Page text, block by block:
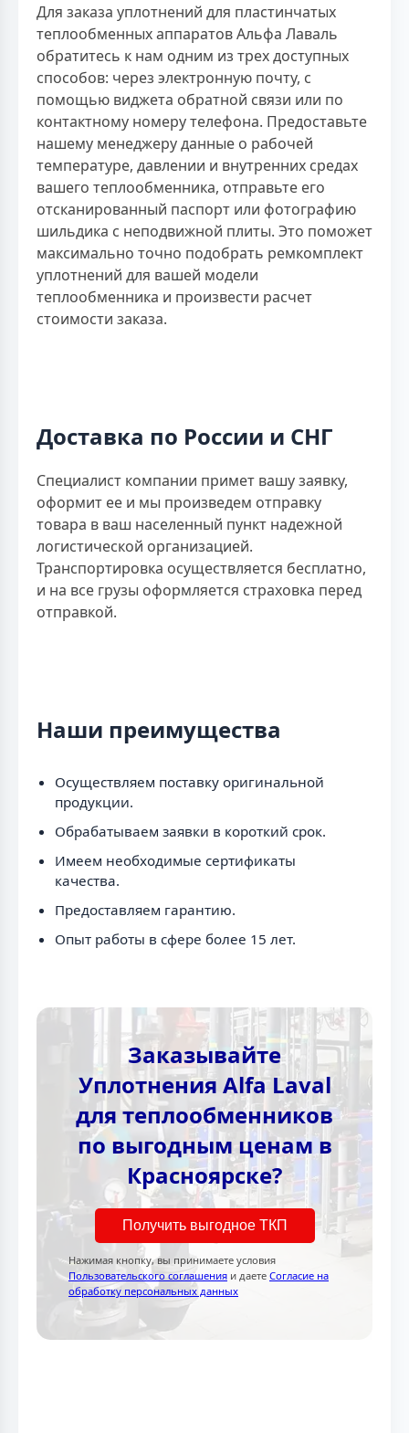
Для заказа уплотнений для пластинчатых
теплообменных аппаратов Альфа Лаваль
обратитесь к нам одним из трех доступных
способов: через электронную почту, с
помощью виджета обратной связи или по
контактному номеру телефона. Предоставьте
нашему менеджеру данные о рабочей
температуре, давлении и внутренних средах
вашего теплообменника, отправьте его
отсканированный паспорт или фотографию
шильдика с неподвижной плиты. Это поможет
максимально точно подобрать ремкомплект
уплотнений для вашей модели
теплообменника и произвести расчет
стоимости заказа.
Доставка по России и СНГ
Специалист компании примет вашу заявку,
оформит ее и мы произведем отправку
товара в ваш населенный пункт надежной
логистической организацией.
Транспортировка осуществляется бесплатно,
и на все грузы оформляется страховка перед
отправкой.
Наши преимущества
Осуществляем поставку оригинальной
продукции.
Обрабатываем заявки в короткий срок.
Имеем необходимые сертификаты
качества.
Предоставляем гарантию.
Опыт работы в сфере более 15 лет.
Заказывайте
Уплотнения Alfa Laval
для теплообменников
по выгодным ценам в
Красноярске?
Получить выгодное ТКП
Нажимая кнопку, вы принимаете условия
Пользовательского соглашения и даете Согласие на
обработку персональных данных